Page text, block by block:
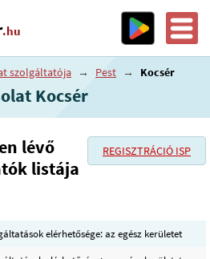
.hu
szolgáltatója → Pest → Kocsér
Kocsér
REGISZTRÁCIÓ ISP
lévő
listája
elérhetősége: az egész kerületet